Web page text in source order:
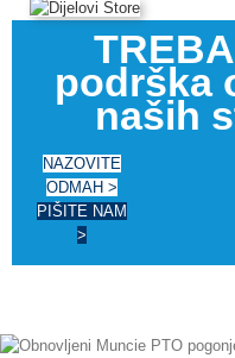
podrška
naših
NAZOVITE
ODMAH >
PIŠITE NAM
>